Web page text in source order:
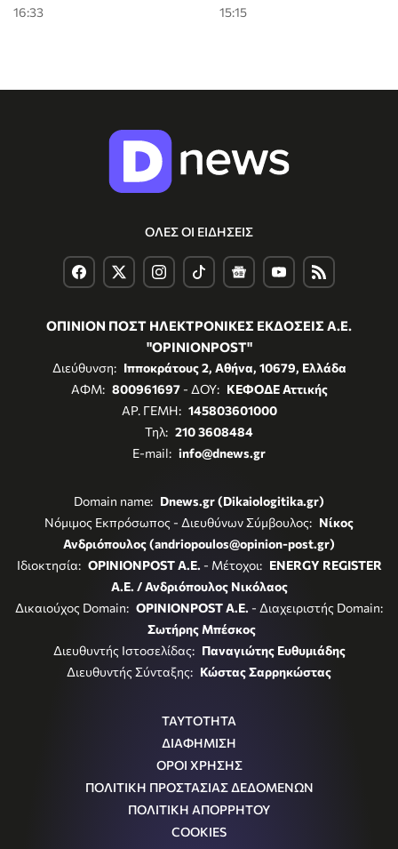
16:33
15:15
ΟΛΕΣ ΟΙ ΕΙΔΗΣΕΙΣ
ΟΠΙΝΙΟΝ ΠΟΣΤ ΗΛΕΚΤΡΟΝΙΚΕΣ ΕΚΔΟΣΕΙΣ Α.Ε.
"OPINIONPOST"
Διεύθυνση: Ιπποκράτους 2, Αθήνα, 10679, Ελλάδα
ΑΦΜ: 800961697- ΔΟΥ: ΚΕΦΟΔΕ Αττικής
ΑΡ. ΓΕΜΗ: 145803601000
Τηλ: 210 3608484
E-mail: info@dnews.gr
Domain name: Dnews.gr (Dikaiologitika.gr)
Νόμιμος Εκπρόσωπος - Διευθύνων Σύμβουλος: Νίκος
Ανδριόπουλος (andriopoulos@opinion-post.gr)
Ιδιοκτησία: OPINIONPOST A.E. - Μέτοχοι: ENERGY REGISTER
Α.Ε. / Ανδριόπουλος Νικόλαος
Δικαιούχος Domain: OPINIONPOST A.E. - Διαχειριστής Domain:
Σωτήρης Μπέσκος
Διευθυντής Ιστοσελίδας: Παναγιώτης Ευθυμιάδης
Διευθυντής Σύνταξης: Κώστας Σαρρηκώστας
ΤΑΥΤΟΤΗΤΑ
ΔΙΑΦΗΜΙΣΗ
ΟΡΟΙ ΧΡΗΣΗΣ
ΠΟΛΙΤΙΚΗ ΠΡΟΣΤΑΣΙΑΣ ΔΕΔΟΜΕΝΩΝ
ΠΟΛΙΤΙΚΗ ΑΠΟΡΡΗΤΟΥ
COOKIES